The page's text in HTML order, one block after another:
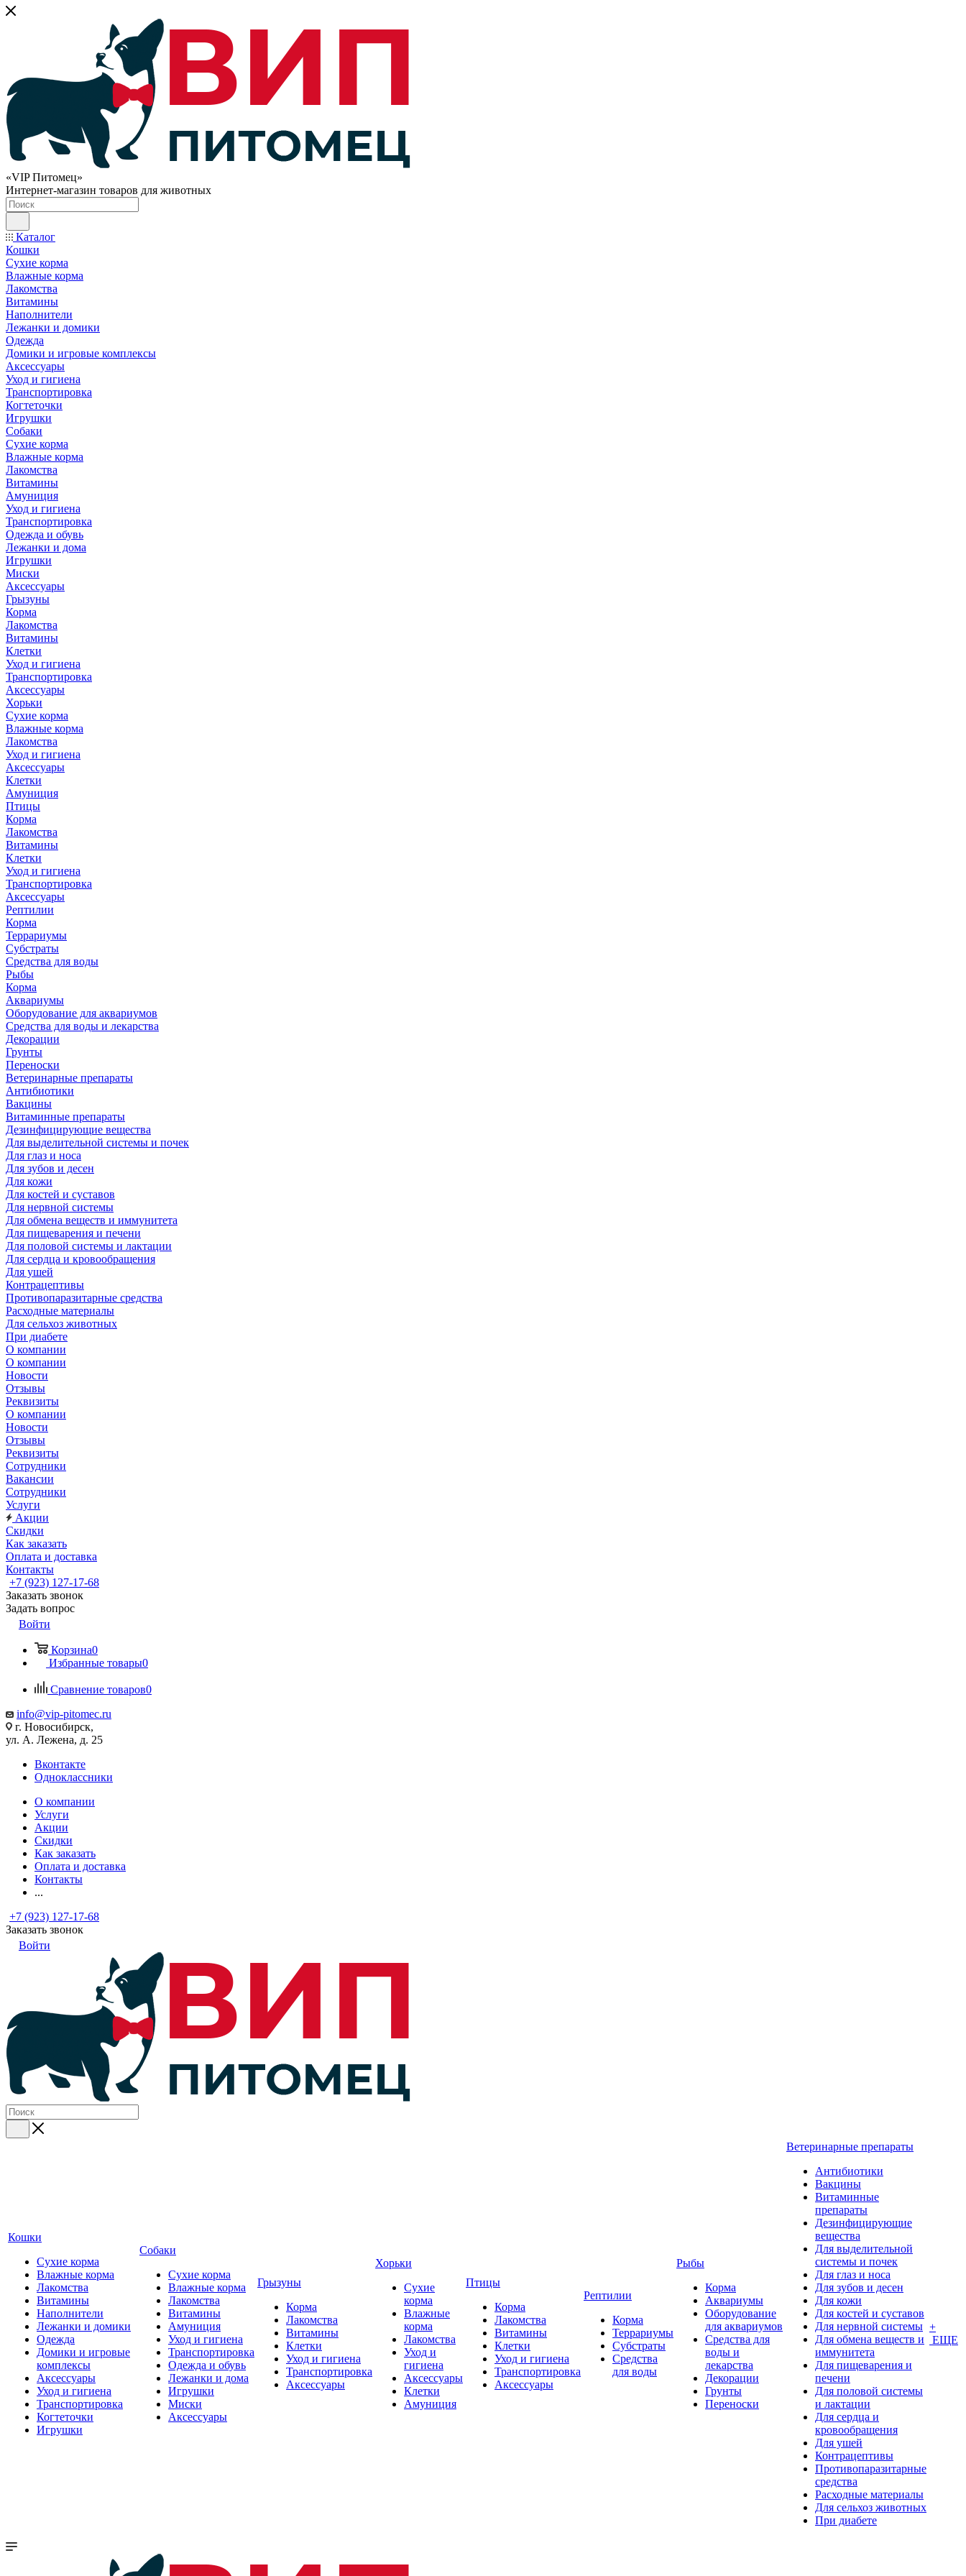
«VIP Питомец»
Интернет-магазин товаров для животных
Каталог
Кошки
Сухие корма
Влажные корма
Лакомства
Витамины
Наполнители
Лежанки и домики
Одежда
Домики и игровые комплексы
Аксессуары
Уход и гигиена
Транспортировка
Когтеточки
Игрушки
Собаки
Сухие корма
Влажные корма
Лакомства
Витамины
Амуниция
Уход и гигиена
Транспортировка
Одежда и обувь
Лежанки и дома
Игрушки
Миски
Аксессуары
Грызуны
Корма
Лакомства
Витамины
Клетки
Уход и гигиена
Транспортировка
Аксессуары
Хорьки
Сухие корма
Влажные корма
Лакомства
Уход и гигиена
Аксессуары
Клетки
Амуниция
Птицы
Корма
Лакомства
Витамины
Клетки
Уход и гигиена
Транспортировка
Аксессуары
Рептилии
Корма
Террариумы
Субстраты
Средства для воды
Рыбы
Корма
Аквариумы
Оборудование для аквариумов
Средства для воды и лекарства
Декорации
Грунты
Переноски
Ветеринарные препараты
Антибиотики
Вакцины
Витаминные препараты
Дезинфицирующие вещества
Для выделительной системы и почек
Для глаз и носа
Для зубов и десен
Для кожи
Для костей и суставов
Для нервной системы
Для обмена веществ и иммунитета
Для пищеварения и печени
Для половой системы и лактации
Для сердца и кровообращения
Для ушей
Контрацептивы
Противопаразитарные средства
Расходные материалы
Для сельхоз животных
При диабете
О компании
О компании
Новости
Отзывы
Реквизиты
О компании
Новости
Отзывы
Реквизиты
Сотрудники
Вакансии
Сотрудники
Услуги
Акции
Скидки
Как заказать
Оплата и доставка
Контакты
+7 (923) 127-17-68
Заказать звонок
Задать вопрос
Войти
Корзина0
Избранные товары0
Сравнение товаров0
info@vip-pitomec.ru
г. Новосибирск,
ул. А. Лежена, д. 25
Вконтакте
Одноклассники
О компании
Услуги
Акции
Скидки
Как заказать
Оплата и доставка
Контакты
...
+7 (923) 127-17-68
Заказать звонок
Войти
Кошки
Сухие корма
Влажные корма
Лакомства
Витамины
Наполнители
Лежанки и домики
Одежда
Домики и игровые
комплексы
Аксессуары
Уход и гигиена
Транспортировка
Когтеточки
Игрушки
Собаки
Сухие корма
Влажные корма
Лакомства
Витамины
Амуниция
Уход и гигиена
Транспортировка
Одежда и обувь
Лежанки и дома
Игрушки
Миски
Аксессуары
Грызуны
Корма
Лакомства
Витамины
Клетки
Уход и гигиена
Транспортировка
Аксессуары
Хорьки
Сухие
корма
Влажные
корма
Лакомства
Уход и
гигиена
Аксессуары
Клетки
Амуниция
Птицы
Корма
Лакомства
Витамины
Клетки
Уход и гигиена
Транспортировка
Аксессуары
Рептилии
Корма
Террариумы
Субстраты
Средства
для воды
Рыбы
Корма
Аквариумы
Оборудование
для аквариумов
Средства для
воды и
лекарства
Декорации
Грунты
Переноски
Ветеринарные препараты
Антибиотики
Вакцины
Витаминные
препараты
Дезинфицирующие
вещества
Для выделительной
системы и почек
Для глаз и носа
Для зубов и десен
Для кожи
Для костей и суставов
Для нервной системы
Для обмена веществ и
иммунитета
Для пищеварения и
печени
Для половой системы
и лактации
Для сердца и
кровообращения
Для ушей
Контрацептивы
Противопаразитарные
средства
Расходные материалы
Для сельхоз животных
При диабете
+
ЕЩЕ